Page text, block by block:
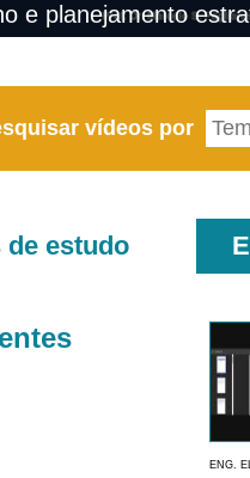
e planejamento
vídeos por
de estudo
ENG.